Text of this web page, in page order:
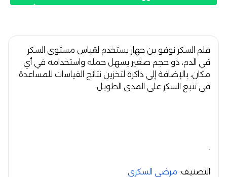
قلم السكر نوفو بن جهاز يستخدم لقياس مستوى السكر
في الدم، ذو حجم صغير يسهل حمله واستخدامه في أي
مكان، بالإضافة إلى ذاكرة لتخزين نتائج القياسات للمساعدة
في تتبع السكر على المدى الطويل.
التصنيف: مرضى السكري